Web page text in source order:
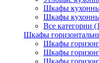
Шкафы
Шкафы
Все категории
Шкафы
Шкафы
Шкафы
Шкафы